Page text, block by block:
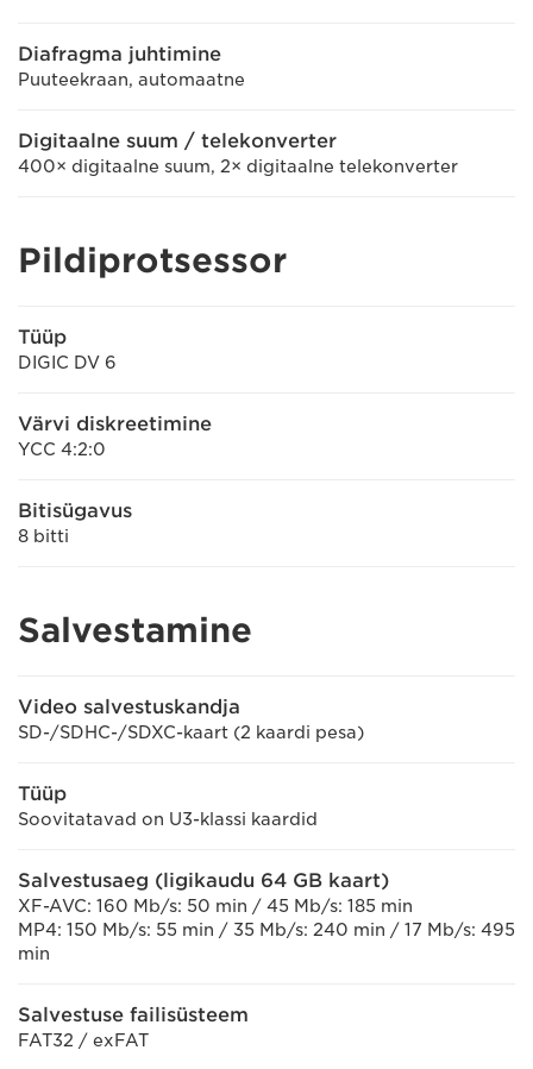
Diafragma juhtimine
Puuteekraan, automaatne
Digitaalne suum / telekonverter
400× digitaalne suum, 2× digitaalne telekonverter
Pildiprotsessor
Tüüp
DIGIC DV 6
Värvi diskreetimine
YCC 4:2:0
Bitisügavus
8 bitti
Salvestamine
Video salvestuskandja
SD-/SDHC-/SDXC-kaart (2 kaardi pesa)
Tüüp
Soovitatavad on U3-klassi kaardid
Salvestusaeg (ligikaudu 64 GB kaart)
XF-AVC: 160 Mb/s: 50 min / 45 Mb/s: 185 min
MP4: 150 Mb/s: 55 min / 35 Mb/s: 240 min / 17 Mb/s: 495
min
Salvestuse failisüsteem
FAT32 / exFAT